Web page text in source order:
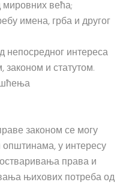
мировних већа;
имена, грба и другог
непосредног интереса
законом и статутом.
законом се могу
у интересу
права и
њихових потреба од